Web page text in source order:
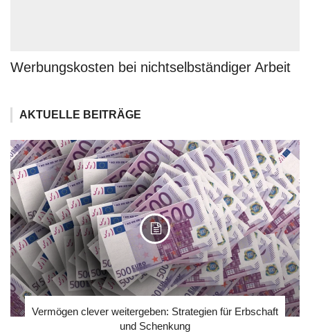
Werbungskosten bei nichtselbständiger Arbeit
AKTUELLE BEITRÄGE
Vermögen clever weitergeben: Strategien für Erbschaft
und Schenkung